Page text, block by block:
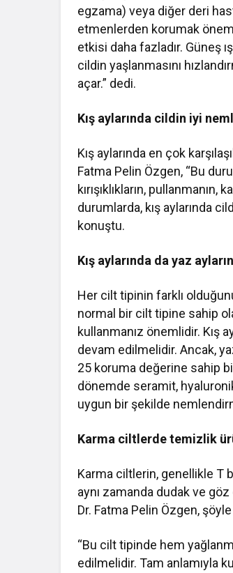
egzama) veya diğer deri
etmenlerden korumak
etkisi daha fazladır. Güneş
cildin yaşlanmasını
açar.” dedi.
Kış aylarında cildin iyi
Kış aylarında en çok
Fatma Pelin Özgen, “Bu
kırışıklıkların,
durumlarda, kış aylarında
konuştu.
Kış aylarında da yaz
Her cilt tipinin farklı
normal bir cilt tipine sahip
kullanmanız önemlidir. Kış
devam edilmelidir. Ancak,
25 koruma değerine sahip
dönemde seramit,
uygun bir şekilde
Karma ciltlerde temizlik
Karma ciltlerin, genellikle T
aynı zamanda dudak ve
Dr. Fatma Pelin Özgen,
“Bu cilt tipinde hem
edilmelidir. Tam anlamıyla